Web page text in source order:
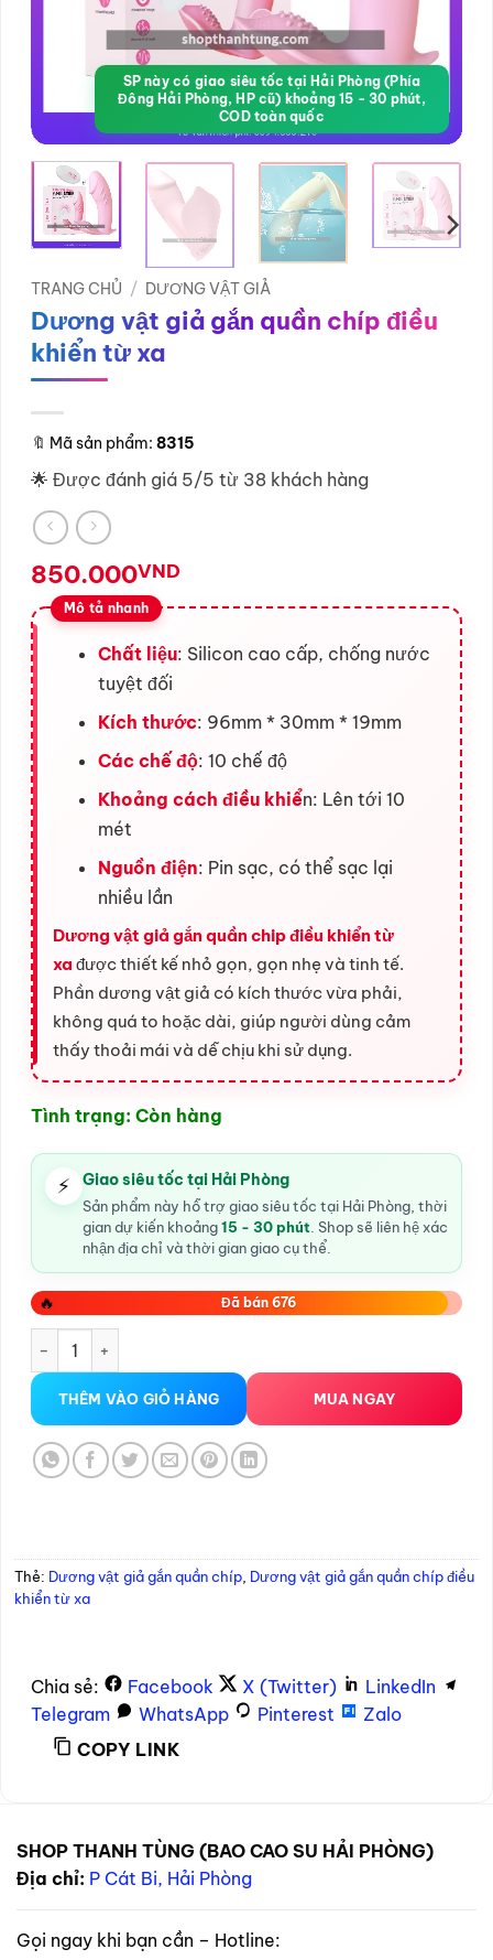
SP này có giao siêu tốc tại Hải Phòng (Phía
Đông Hải Phòng, HP cũ) khoảng 15 - 30 phút,
COD toàn quốc
TRANG CHỦ / DƯƠNG VẬT GIẢ
Dương vật giả gắn quần chíp điều
khiển từ xa
🔖 Mã sản phẩm: 8315
🌟 Được đánh giá 5/5 từ 38 khách hàng
850.000VND
Chất liệu: Silicon cao cấp, chống nước
tuyệt đối
Kích thước: 96mm * 30mm * 19mm
Các chế độ: 10 chế độ
Khoảng cách điều khiển: Lên tới 10
mét
Nguồn điện: Pin sạc, có thể sạc lại
nhiều lần
Dương vật giả gắn quần chip điều khiển từ
xa được thiết kế nhỏ gọn, gọn nhẹ và tinh tế.
Phần dương vật giả có kích thước vừa phải,
không quá to hoặc dài, giúp người dùng cảm
thấy thoải mái và dễ chịu khi sử dụng.
Tình trạng: Còn hàng
⚡ Giao siêu tốc tại Hải Phòng
Sản phẩm này hỗ trợ giao siêu tốc tại Hải Phòng, thời
gian dự kiến khoảng15 - 30 phút . Shop sẽ liên hệ xác
nhận địa chỉ và thời gian giao cụ thể.
🔥 Đã bán 676
Dương vật giả gắn quần chíp điều khiển từ xa số lượng
THÊM VÀO GIỎ HÀNG MUA NGAY
Thẻ: Dương vật giả gắn quần chíp, Dương vật giả gắn quần chíp điều
khiển từ xa
Chia sẻ: Facebook X (Twitter)
LinkedIn
Telegram
WhatsApp Pinterest
Zalo
COPY LINK
SHOP THANH TÙNG (BAO CAO SU HẢI PHÒNG)
Địa chỉ: P Cát Bi, Hải Phòng
Gọi ngay khi bạn cần – Hotline: